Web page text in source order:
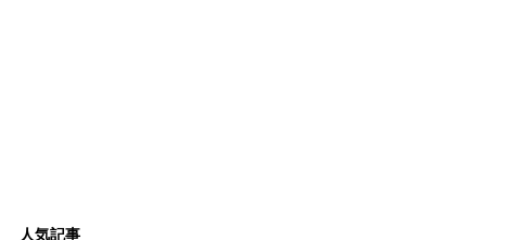
人気記事